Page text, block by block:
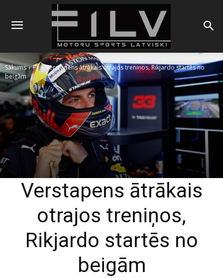
Sākums F1
Verstapens ātrākais otrajos treniņos, Rikjardo startēs no
beigām
Verstapens ātrākais
otrajos treniņos,
Rikjardo startēs no
beigām